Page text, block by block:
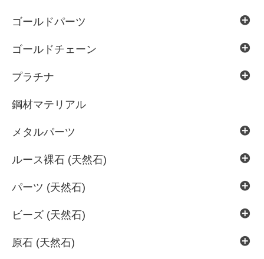
ゴールドパーツ
ゴールドチェーン
プラチナ
鋼材マテリアル
メタルパーツ
ルース裸石 (天然石)
パーツ (天然石)
ビーズ (天然石)
原石 (天然石)